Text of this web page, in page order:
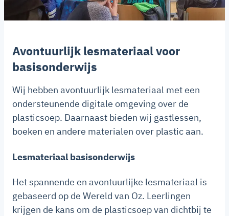
Avontuurlijk lesmateriaal voor
basisonderwijs
Wij hebben avontuurlijk lesmateriaal met een
ondersteunende digitale omgeving over de
plasticsoep. Daarnaast bieden wij gastlessen,
boeken en andere materialen over plastic aan.
Lesmateriaal basisonderwijs
Het spannende en avontuurlijke lesmateriaal is
gebaseerd op de Wereld van Oz. Leerlingen
krijgen de kans om de plasticsoep van dichtbij te